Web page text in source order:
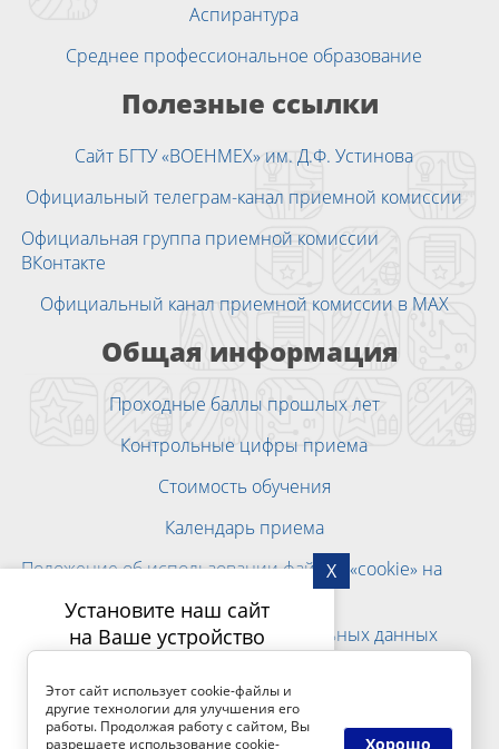
Аспирантура
Среднее профессиональное образование
Полезные ссылки
Сайт БГТУ «ВОЕНМЕХ» им. Д.Ф. Устинова
Официальный телеграм-канал приемной комиссии
Официальная группа приемной комиссии
ВКонтакте
Официальный канал приемной комиссии в MAX
Общая информация
Проходные баллы прошлых лет
Контрольные цифры приема
Стоимость обучения
Календарь приема
Положение об использовании файлов «cookie» на
Согласие на обработку персональных данных
данных при их обработке на веб-сайтах БГТУ
«ВОЕНМЕХ» им. Д.Ф.Устинова
X
Установите наш сайт
на Ваше устройство
Этот сайт использует cookie-файлы и
другие технологии для улучшения его
работы. Продолжая работу с сайтом, Вы
разрешаете использование cookie-
Хорошо